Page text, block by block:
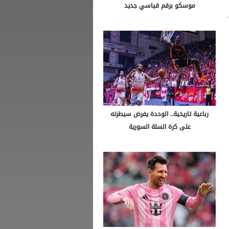
موسكو برقم قياسي جديد
رباعية تاريخية.. الوحدة يفرض سيطرته
على كرة السلة السورية